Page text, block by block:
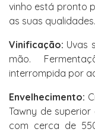
vinho está pronto
as suas qualidades.
Vinificação: Uvas
mão.
interrompida por
Envelhecimento:
Tawny de
com cerca de